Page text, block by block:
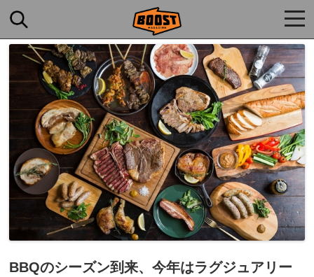
BBQのシーズン到来、今年はラグジュアリー